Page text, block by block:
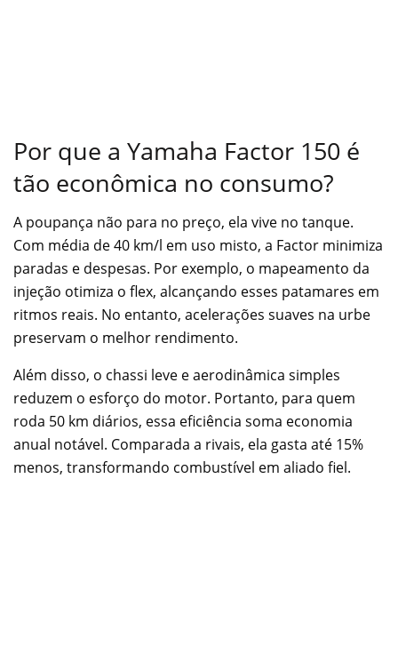
Por que a Yamaha Factor 150 é
tão econômica no consumo?
A poupança não para no preço, ela vive no tanque.
Com média de 40 km/l em uso misto, a Factor minimiza
paradas e despesas. Por exemplo, o mapeamento da
injeção otimiza o flex, alcançando esses patamares em
ritmos reais. No entanto, acelerações suaves na urbe
preservam o melhor rendimento.
Além disso, o chassi leve e aerodinâmica simples
reduzem o esforço do motor. Portanto, para quem
roda 50 km diários, essa eficiência soma economia
anual notável. Comparada a rivais, ela gasta até 15%
menos, transformando combustível em aliado fiel.